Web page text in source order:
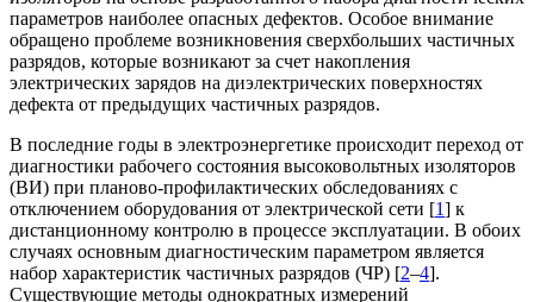
параметров наиболее опасных дефектов. Особое внимание
обращено проблеме возникновения сверхбольших частичных
разрядов, которые возникают за счет накопления
электрических зарядов на диэлектрических поверхностях
дефекта от предыдущих частичных разрядов.
В последние годы в электроэнергетике происходит переход от
диагностики рабочего состояния высоковольтных изоляторов
(ВИ) при планово-профилактических обследованиях с
отключением оборудования от электрической сети [1] к
дистанционному контролю в процессе эксплуатации. В обоих
случаях основным диагностическим параметром является
набор характеристик частичных разрядов (ЧР) [2–4].
Существующие методы однократных измерений